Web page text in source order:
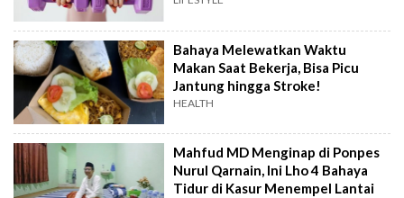
Bahaya Melewatkan Waktu
Makan Saat Bekerja, Bisa Picu
Jantung hingga Stroke!
HEALTH
Mahfud MD Menginap di Ponpes
Nurul Qarnain, Ini Lho 4 Bahaya
Tidur di Kasur Menempel Lantai